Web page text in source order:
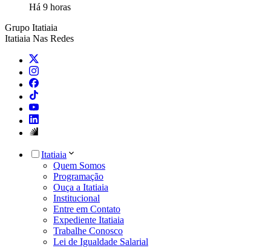
Há 9 horas
Grupo Itatiaia
Itatiaia Nas Redes
Itatiaia
Quem Somos
Programação
Ouça a Itatiaia
Institucional
Entre em Contato
Expediente Itatiaia
Trabalhe Conosco
Lei de Igualdade Salarial